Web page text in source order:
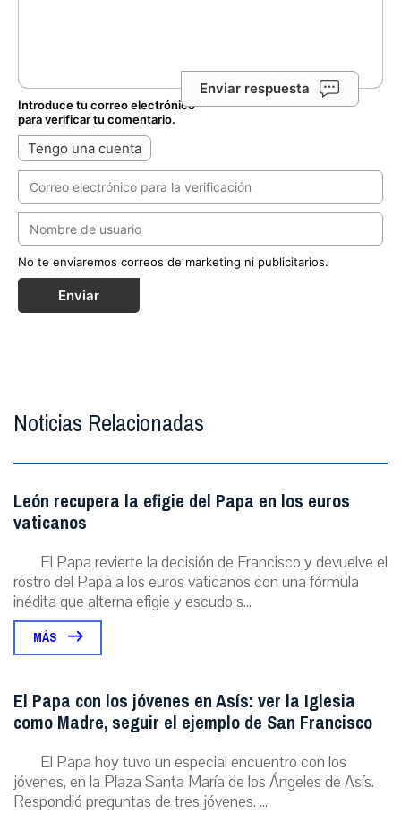
Enviar respuesta
Introduce tu correo electrónico
para verificar tu comentario.
Tengo una cuenta
No te enviaremos correos de marketing ni publicitarios.
Enviar
Noticias Relacionadas
León recupera la efigie del Papa en los euros
vaticanos
El Papa revierte la decisión de Francisco y devuelve el
rostro del Papa a los euros vaticanos con una fórmula
inédita que alterna efigie y escudo s...
MÁS
El Papa con los jóvenes en Asís: ver la Iglesia
como Madre, seguir el ejemplo de San Francisco
El Papa hoy tuvo un especial encuentro con los
jóvenes, en la Plaza Santa María de los Ángeles de Asís.
Respondió preguntas de tres jóvenes. ...